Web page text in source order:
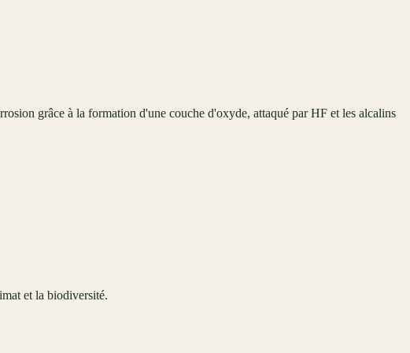
grâce à la formation d'une couche d'oxyde, attaqué par HF et les alcalins
et la biodiversité.